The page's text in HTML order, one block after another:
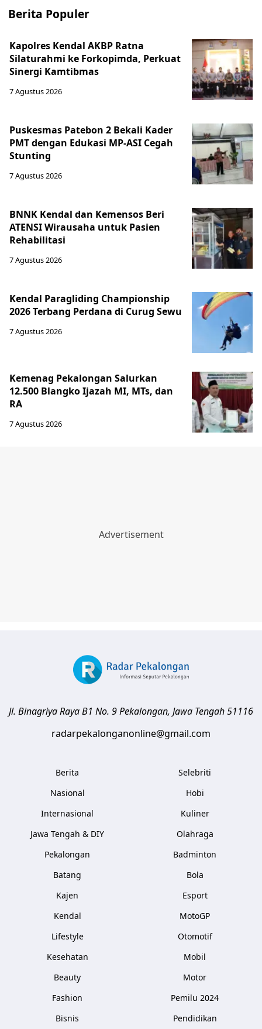
Berita Populer
Kapolres Kendal AKBP Ratna
Silaturahmi ke Forkopimda, Perkuat
Sinergi Kamtibmas
7 Agustus 2026
Puskesmas Patebon 2 Bekali Kader
PMT dengan Edukasi MP-ASI Cegah
Stunting
7 Agustus 2026
BNNK Kendal dan Kemensos Beri
ATENSI Wirausaha untuk Pasien
Rehabilitasi
7 Agustus 2026
Kendal Paragliding Championship
2026 Terbang Perdana di Curug Sewu
7 Agustus 2026
Kemenag Pekalongan Salurkan
12.500 Blangko Ijazah MI, MTs, dan
RA
7 Agustus 2026
Jl. Binagriya Raya B1 No. 9Pekalongan, Jawa Tengah51116
radarpekalonganonline@gmail.com
Berita
Nasional
Internasional
Jawa Tengah & DIY
Pekalongan
Batang
Kajen
Kendal
Lifestyle
Kesehatan
Beauty
Fashion
Bisnis
Selebriti
Hobi
Kuliner
Olahraga
Badminton
Bola
Esport
MotoGP
Otomotif
Mobil
Motor
Pemilu 2024
Pendidikan